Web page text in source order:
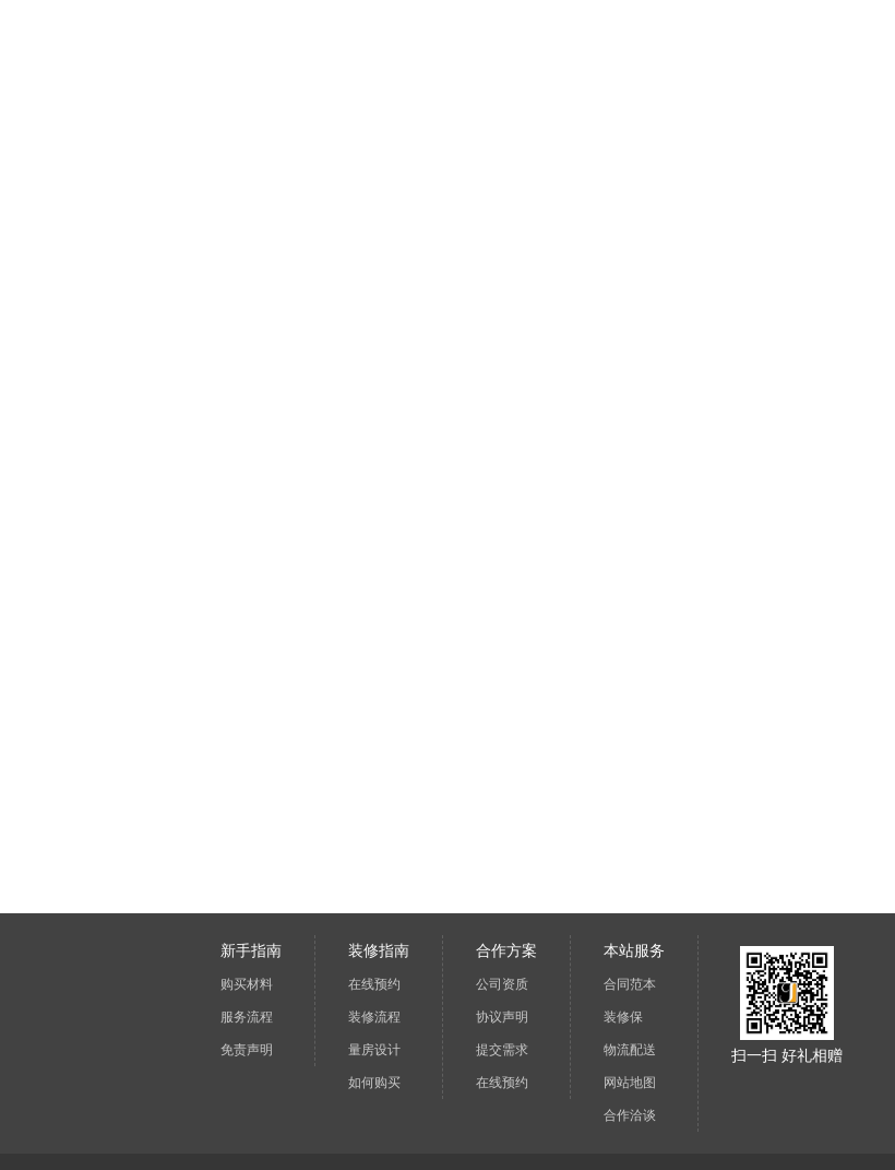
新手指南
购买材料
服务流程
免责声明
装修指南
在线预约
装修流程
量房设计
如何购买
合作方案
公司资质
协议声明
提交需求
在线预约
本站服务
合同范本
装修保
物流配送
网站地图
合作洽谈
扫一扫 好礼相赠